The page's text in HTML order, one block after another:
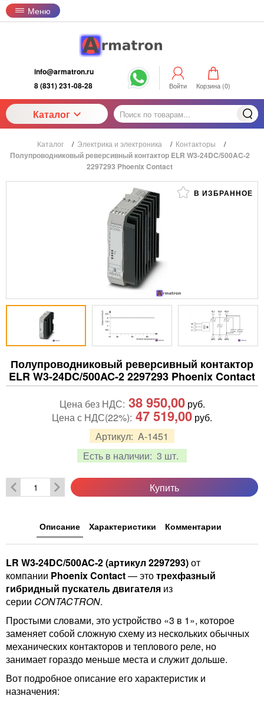
Меню
info@armatron.ru
8 (831) 231-08-28
Войти Корзина (0)
Каталог
Каталог / Электрика и электроника / Контакторы /
Полупроводниковый реверсивный контактор ELR W3-24DC/500AC-2
2297293 Phoenix Contact
В ИЗБРАННОЕ
Полупроводниковый реверсивный контактор
ELR W3-24DC/500AC-2 2297293 Phoenix Contact
Артикул: A-1451
Есть в наличии: 3 шт.
Цена без НДС: 38 950,00руб.
Цена с НДС(22%): 47 519,00 руб.
Купить
Описание Характеристики Комментарии
LR W3-24DC/500AC-2 (артикул 2297293)от
компании Phoenix Contact— этотрехфазный
гибридный пускатель двигателя из
серии CONTACTRON.
Простыми словами, это устройство «3 в 1», которое
заменяет собой сложную схему из нескольких обычных
механических контакторов и теплового реле, но
занимает гораздо меньше места и служит дольше.
Вот подробное описание его характеристик и
назначения: